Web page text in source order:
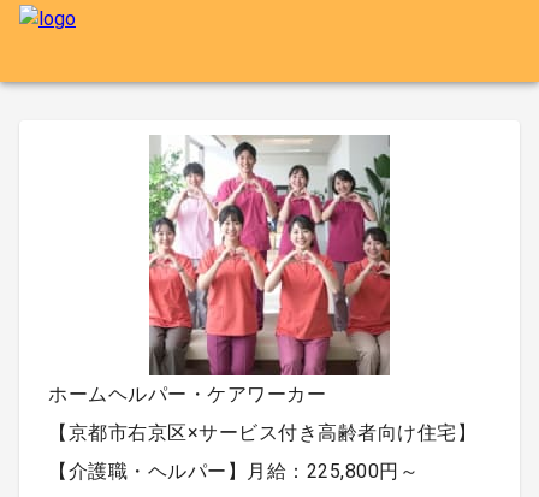
ホームヘルパー・ケアワーカー
【京都市右京区×サービス付き高齢者向け住宅】
【介護職・ヘルパー】月給：225,800円～